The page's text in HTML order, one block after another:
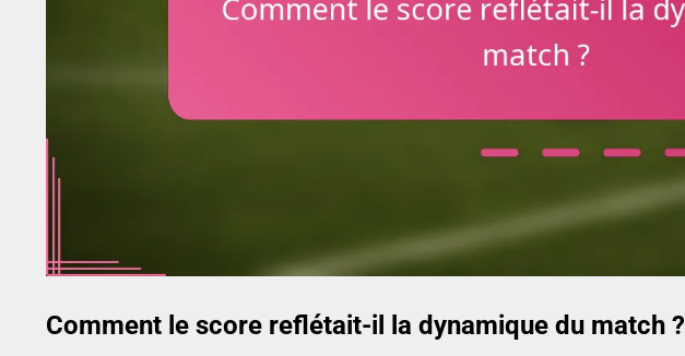
Comment le score reflétait-il la dynamique du match ?